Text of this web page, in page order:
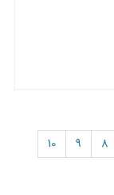
8
9
10